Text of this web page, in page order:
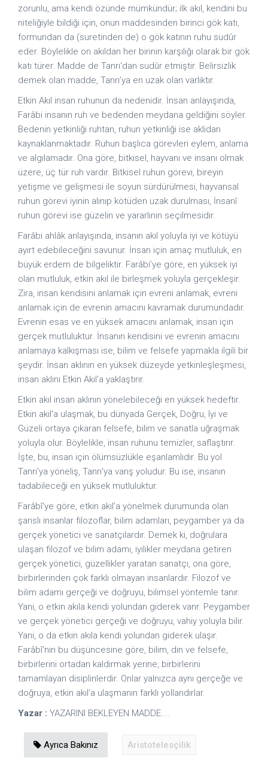
zorunlu, ama kendi özünde mümkündür; ilk akıl, kendini bu
niteliğiyle bildiği için, onun maddesinden birinci gök katı,
formundan da (suretinden de) o gök katının ruhu sudûr
eder. Böylelikle on akıldan her birinin karşılığı olarak bir gök
katı türer. Madde de Tanrı'dan sudûr etmiştir. Belirsizlik
demek olan madde, Tanrı’ya en uzak olan varlıktır.
Etkin Akıl insan ruhunun da nedenidir. İnsan anlayışında,
Farâbi insanın ruh ve bedenden meydana geldiğini söyler.
Bedenin yetkinliği ruhtan, ruhun yetkinliği ise aklidan
kaynaklanmaktadır. Ruhun başlıca görevleri eylem, anlama
ve algılamadır. Ona göre, bitkisel, hayvanı ve insanı olmak
üzere, üç tür ruh vardır. Bitkisel ruhun görevi, bireyin
yetişme ve gelişmesi ile soyun sürdürülmesi, hayvansal
ruhun görevi iyinin alınıp kötüden uzak durulması, İnsanî
ruhun görevi ise güzelin ve yararlının seçilmesidir.
Farâbi ahlâk anlayışında, insanın akıl yoluyla iyi ve kötüyü
ayırt edebileceğini savunur. İnsan için amaç mutluluk, en
büyük erdem de bilgeliktir. Farâbi’ye göre, en yüksek iyi
olan mutluluk, etkin akıl ile birleşmek yoluyla gerçekleşir.
Zira, insan kendisini anlamak için evreni anlamak, evreni
anlamak için de evrenin amacını kavramak durumundadır.
Evrenin esas ve en yüksek amacını anlamak, insan için
gerçek mutluluktur. İnsanın kendisini ve evrenin amacını
anlamaya kalkışması ise, bilim ve felsefe yapmakla ilgili bir
şeydir. İnsan aklının en yüksek düzeyde yetkinleşleşmesi,
insan aklını Etkin Akıl'a yaklaştırır.
Etkin akıl insan aklının yönelebileceği en yüksek hedeftir.
Etkin akıl'a ulaşmak, bu dünyada Gerçek, Doğru, îyi ve
Güzeli ortaya çıkaran felsefe, bilim ve sanatla uğraşmak
yoluyla olur. Böylelikle, insan ruhunu temizler, saflaştırır.
İşte, bu, insan için ölümsüzlükle eşanlamlıdır. Bu yol
Tanrı'ya yöneliş, Tanrı'ya varış yoludur. Bu ise, insanın
tadabileceği en yüksek mutluluktur.
Farâbî'ye göre, etkin akıl’a yönelmek durumunda olan
şanslı insanlar filozoflar, bilim adamları, peygamber ya da
gerçek yönetici ve sanatçılardır. Demek ki, doğrulara
ulaşan filozof ve bilim adamı, iyilikler meydana getiren
gerçek yönetici, güzellikler yaratan sanatçı, ona göre,
birbirlerinden çok farklı olmayan insanlardır. Filozof ve
bilim adamı gerçeği ve doğruyu, bilimsel yöntemle tanır.
Yani, o etkin akıla kendi yolundan giderek vanr. Peygamber
ve gerçek yönetici gerçeği ve doğruyu, vahiy yoluyla bilir.
Yani, o da etkin akıla kendi yolundan giderek ulaşır.
Farâbî'nin bu düşüncesine göre, bilim, din ve felsefe,
birbirlerini ortadan kaldırmak yerine, birbirlerini
tamamlayan disiplinlerdir. Onlar yalnızca aynı gerçeğe ve
doğruya, etkin akıl’a ulaşmanın farklı yollarıdırlar.
Yazar : YAZARINI BEKLEYEN MADDE....
Ayrıca Bakınız Aristotelesçilik